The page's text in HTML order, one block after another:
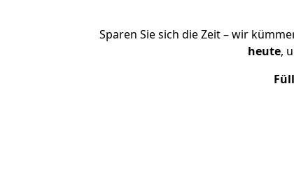
Sparen Sie sich die Zeit – wir
heute,